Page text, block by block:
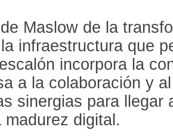
Maslow de la
infraestructura que
incorpora la
a la colaboración y
sinergias para llegar
digital.